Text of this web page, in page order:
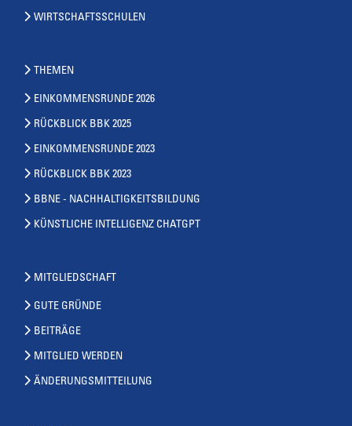
WIRTSCHAFTSSCHULEN
THEMEN
EINKOMMENSRUNDE 2026
RÜCKBLICK BBK 2025
EINKOMMENSRUNDE 2023
RÜCKBLICK BBK 2023
BBNE - NACHHALTIGKEITSBILDUNG
KÜNSTLICHE INTELLIGENZ CHATGPT
MITGLIEDSCHAFT
GUTE GRÜNDE
BEITRÄGE
MITGLIED WERDEN
ÄNDERUNGSMITTEILUNG